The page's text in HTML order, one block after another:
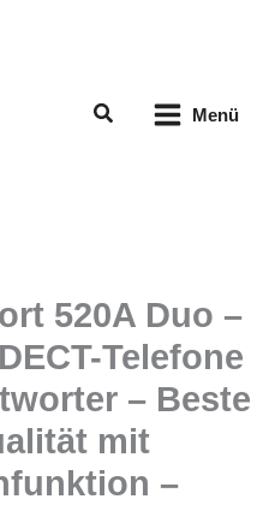
Suchen Menü
520A Duo –
Telefone
– Beste
mit
–